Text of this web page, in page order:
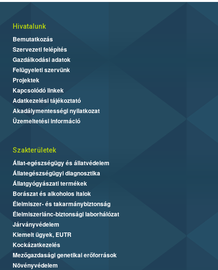
Hivatalunk
Bemutatkozás
Szervezeti felépítés
Gazdálkodási adatok
Felügyeleti szervünk
Projektek
Kapcsolódó linkek
Adatkezelési tájékoztató
Akadálymentességi nyilatkozat
Üzemeltetési információ
Szakterületek
Állat-egészségügy és állatvédelem
Állategészségügyi diagnosztika
Állatgyógyászati termékek
Borászat és alkoholos italok
Élelmiszer- és takarmánybiztonság
Élelmiszerlánc-biztonsági laborhálózat
Járványvédelem
Kiemelt ügyek, EUTR
Kockázatkezelés
Mezőgazdasági genetikai erőforrások
Növényvédelem